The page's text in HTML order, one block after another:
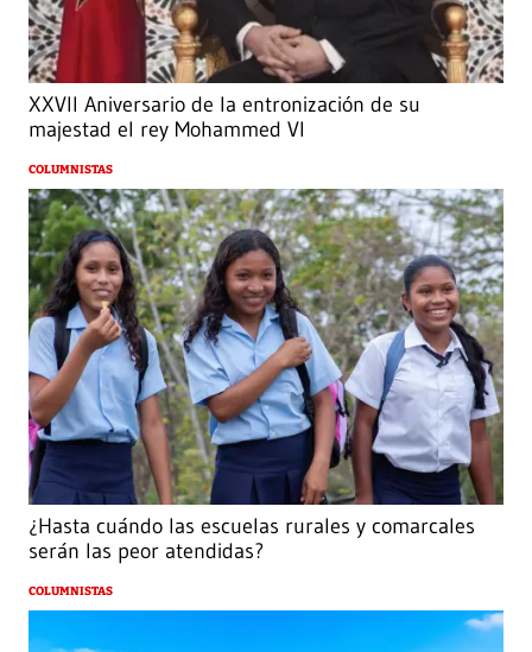
XXVII Aniversario de la entronización de su
majestad el rey Mohammed VI
COLUMNISTAS
¿Hasta cuándo las escuelas rurales y comarcales
serán las peor atendidas?
COLUMNISTAS